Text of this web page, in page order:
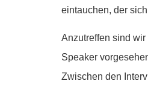
eintauchen, der
Anzutreffen sind
Speaker
Zwischen den